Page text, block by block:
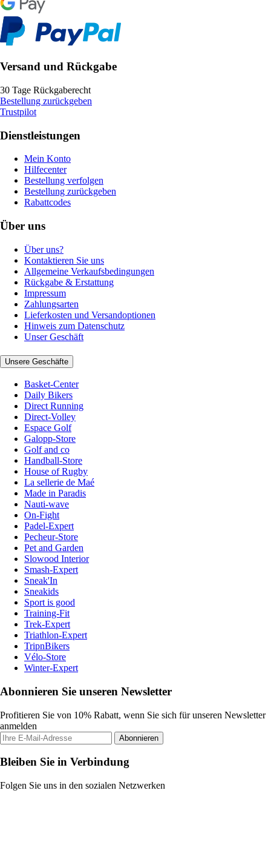
Versand und Rückgabe
30 Tage Rückgaberecht
Bestellung zurückgeben
Trustpilot
Dienstleistungen
Mein Konto
Hilfecenter
Bestellung verfolgen
Bestellung zurückgeben
Rabattcodes
Über uns
Über uns?
Kontaktieren Sie uns
Allgemeine Verkaufsbedingungen
Rückgabe & Erstattung
Impressum
Zahlungsarten
Lieferkosten und Versandoptionen
Hinweis zum Datenschutz
Unser Geschäft
Unsere Geschäfte
Basket-Center
Daily Bikers
Direct Running
Direct-Volley
Espace Golf
Galopp-Store
Golf and co
Handball-Store
House of Rugby
La sellerie de Maé
Made in Paradis
Nauti-wave
On-Fight
Padel-Expert
Pecheur-Store
Pet and Garden
Slowood Interior
Smash-Expert
Sneak'In
Sneakids
Sport is good
Training-Fit
Trek-Expert
Triathlon-Expert
TripnBikers
Vélo-Store
Winter-Expert
Abonnieren Sie unseren Newsletter
Profitieren Sie von 10% Rabatt, wenn Sie sich für unseren Newsletter
anmelden
Abonnieren
Bleiben Sie in Verbindung
Folgen Sie uns in den sozialen Netzwerken